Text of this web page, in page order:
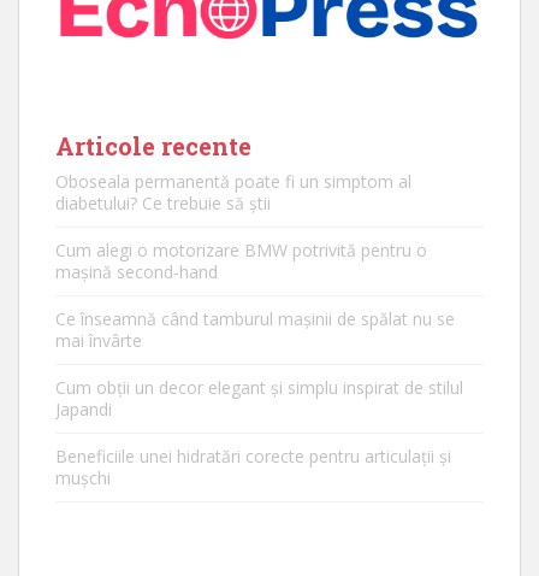
Articole recente
Oboseala permanentă poate fi un simptom al
diabetului? Ce trebuie să știi
Cum alegi o motorizare BMW potrivită pentru o
mașină second-hand
Ce înseamnă când tamburul mașinii de spălat nu se
mai învârte
Cum obții un decor elegant și simplu inspirat de stilul
Japandi
Beneficiile unei hidratări corecte pentru articulații și
mușchi